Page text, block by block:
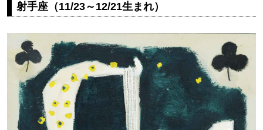
射手座（11/23～12/21生まれ）